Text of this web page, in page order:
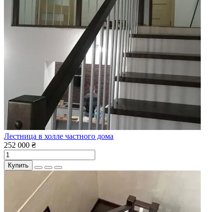
Лестница в холле частного дома
252 000 ₴
Купить